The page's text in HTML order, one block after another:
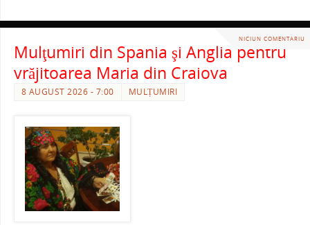
NICIUN COMENTARIU
Mulţumiri din Spania şi Anglia pentru
vrăjitoarea Maria din Craiova
8 AUGUST 2026 - 7:00 MULȚUMIRI